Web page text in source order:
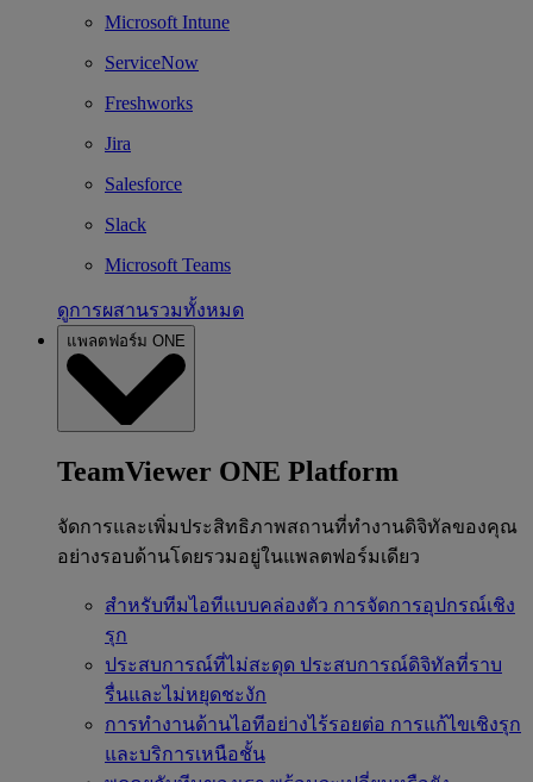
Microsoft Intune
ServiceNow
Freshworks
Jira
Salesforce
Slack
Microsoft Teams
ดูการผสานรวมทั้งหมด
แพลตฟอร์ม ONE
TeamViewer ONE Platform
จัดการและเพิ่มประสิทธิภาพสถานที่ทำงานดิจิทัลของคุณ
อย่างรอบด้านโดยรวมอยู่ในแพลตฟอร์มเดียว
สำหรับทีมไอทีแบบคล่องตัว การจัดการอุปกรณ์เชิง
รุก
ประสบการณ์ที่ไม่สะดุด ประสบการณ์ดิจิทัลที่ราบ
รื่นและไม่หยุดชะงัก
การทำงานด้านไอทีอย่างไร้รอยต่อ การแก้ไขเชิงรุก
และบริการเหนือชั้น